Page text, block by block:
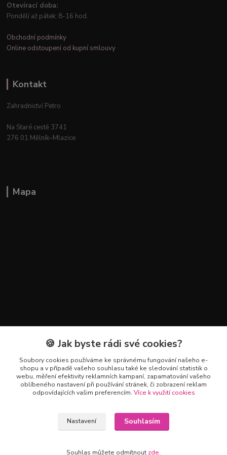
Otevírací doba:
Pondělí až pátek: 8-16 hod.
Obchodní podmínky
Online odstoupení od kupní smlouvy
Kontakt
Zahradnictví Petro
Na Staré cestě 3741
276 01 Mělník–Mlazice
Mapa
Kontakty
+420 602 223 614
info@zahradnictvipetro.cz
🍪 Jak byste rádi své cookies?
Soubory cookies používáme ke správnému fungování našeho e-
shopu a v případě vašeho souhlasu také ke sledování statistik o
webu, měření efektivity reklamních kampaní, zapamatování vašeho
oblíbeného nastavení při používání stránek, či zobrazení reklam
odpovídajících vašim preferencím. Více k využití cookies
Nastavení Souhlasím
Souhlas můžete odmítnout zde.